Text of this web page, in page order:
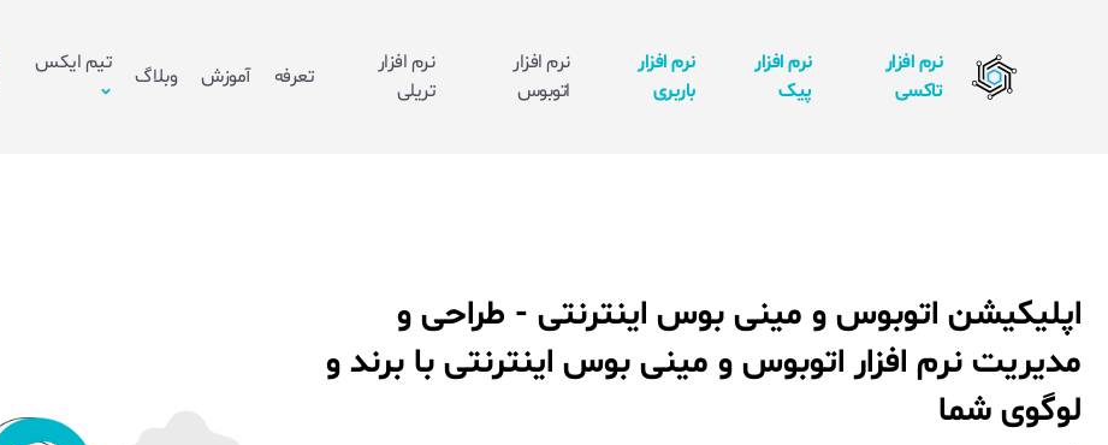
نرم افزار
تاکسی
نرم افزار
پیک
نرم افزار
باربری
نرم افزار
اتوبوس
نرم افزار
تریلی
تعرفه آموزش وبلاگ
تیم ایکس
اپلیکیشن اتوبوس و مینی بوس اینترنتی - طراحی و
مدیریت نرم افزار اتوبوس و مینی بوس اینترنتی با برند و
لوگوی شما